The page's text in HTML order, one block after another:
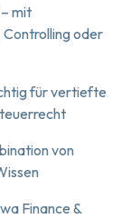
– mit
Controlling oder
für vertiefte
von
Finance &